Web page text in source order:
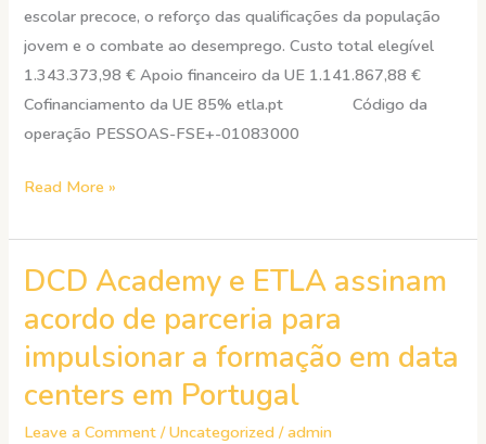
escolar precoce, o reforço das qualificações da população
jovem e o combate ao desemprego. Custo total elegível
1.343.373,98 € Apoio financeiro da UE 1.141.867,88 €
Cofinanciamento da UE 85% etla.pt Código da
operação PESSOAS-FSE+-01083000
Read More »
DCD Academy e ETLA assinam
acordo de parceria para
impulsionar a formação em data
centers em Portugal
Leave a Comment /Uncategorized /admin
DCD
e
ETLA
assinam
acordo